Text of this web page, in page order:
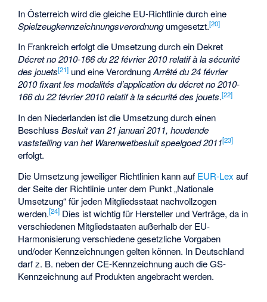
In Österreich wird die gleiche EU-Richtlinie durch eine
Spielzeugkennzeichnungsverordnungumgesetzt.[20]
In Frankreich erfolgt die Umsetzung durch ein Dekret
Décret no 2010-166 du 22 février 2010 relatif à la sécurité
des jouets[21] und eine VerordnungArrêté du 24 février
2010 fixant les modalités d’application du décret no 2010-
166 du 22 février 2010 relatif à la sécurité des jouets.[22]
In den Niederlanden ist die Umsetzung durch einen
BeschlussBesluit van 21 januari 2011, houdende
vaststelling van het Warenwetbesluit speelgoed 2011[23]
erfolgt.
Die Umsetzung jeweiliger Richtlinien kann auf EUR-Lex auf
der Seite der Richtlinie unter dem Punkt „Nationale
Umsetzung“ für jeden Mitgliedsstaat nachvollzogen
werden.[24] Dies ist wichtig für Hersteller und Verträge, da in
verschiedenen Mitgliedstaaten außerhalb der EU-
Harmonisierung verschiedene gesetzliche Vorgaben
und/oder Kennzeichnungen gelten können. In Deutschland
darf z. B. neben der CE-Kennzeichnung auch dieGS-
Kennzeichnungauf Produkten angebracht werden.